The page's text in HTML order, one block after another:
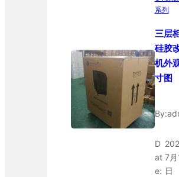
系列
三层
硅胶
机外
寸图
By:
D
at
e:
7
日